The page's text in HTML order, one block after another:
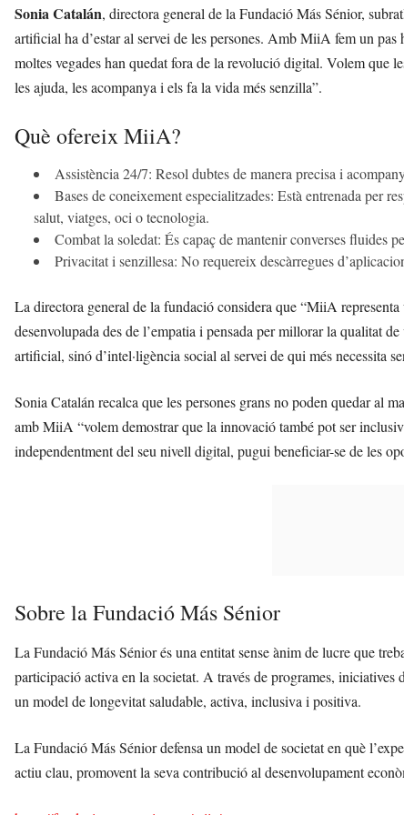
Sonia Catalán, directora general de la Fundació Más Sénior,
artificial ha d’estar al servei de les persones. Amb MiiA fem un
moltes vegades han quedat fora de la revolució digital. Volem que
les ajuda, les acompanya i els fa la vida més senzilla”.
Què ofereix MiiA?
Assistència 24/7: Resol dubtes de manera precisa i
Bases de coneixement especialitzades: Està entrenada per
salut, viatges, oci o tecnologia.
Combat la soledat: És capaç de mantenir converses fluides
Privacitat i senzillesa: No requereix descàrregues
La directora general de la fundació considera que “MiiA
desenvolupada des de l’empatia i pensada per millorar la qualitat
artificial, sinó d’intel·ligència social al servei de qui més necessita
Sonia Catalán recalca que les persones grans no poden quedar al
amb MiiA “volem demostrar que la innovació també pot ser
independentment del seu nivell digital, pugui beneficiar-se de les
Sobre la Fundació Más Sénior
La Fundació Más Sénior és una entitat sense ànim de lucre que
participació activa en la societat. A través de programes,
un model de longevitat saludable, activa, inclusiva i positiva.
La Fundació Más Sénior defensa un model de societat en què
actiu clau, promovent la seva contribució al desenvolupament